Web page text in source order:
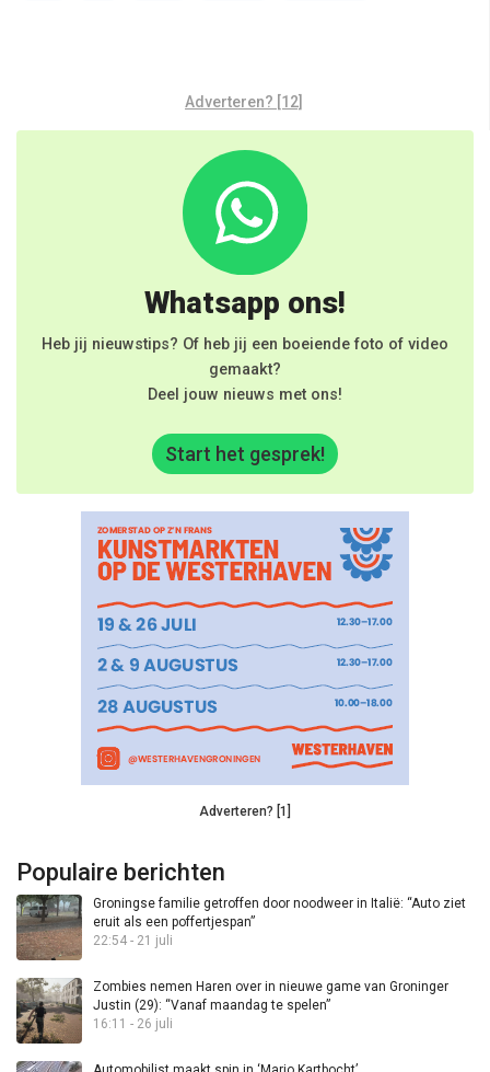
Adverteren? [12]
Whatsapp ons!
Heb jij nieuwstips? Of heb jij een boeiende foto of video
gemaakt?
Deel jouw nieuws met ons!
Start het gesprek!
Adverteren? [1]
Populaire berichten
Groningse familie getroffen door noodweer in Italië: “Auto ziet
eruit als een poffertjespan”
22:54 - 21 juli
Zombies nemen Haren over in nieuwe game van Groninger
Justin (29): “Vanaf maandag te spelen”
16:11 - 26 juli